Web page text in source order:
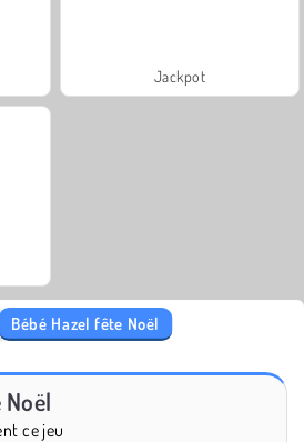
Jackpot
Bébé Hazel fête Noël
ce jeu